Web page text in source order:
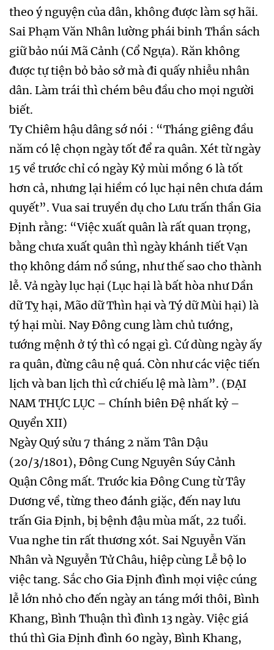
theo ý nguyện của dân, không được làm sợ hãi.
Sai Phạm Văn Nhân lường phái binh Thần sách
giữ bảo núi Mã Cảnh (Cổ Ngựa). Răn không
được tự tiện bỏ bảo sở mà đi quấy nhiễu nhân
dân. Làm trái thì chém bêu đầu cho mọi người
biết.
Ty Chiêm hậu dâng sớ nói : “Tháng giêng đầu
năm có lệ chọn ngày tốt để ra quân. Xét từ ngày
15 về trước chỉ có ngày Kỷ mùi mồng 6 là tốt
hơn cả, nhưng lại hiềm có lục hại nên chưa dám
quyết”. Vua sai truyền dụ cho Lưu trấn thần Gia
Định rằng: “Việc xuất quân là rất quan trọng,
bằng chưa xuất quân thì ngày khánh tiết Vạn
thọ không dám nổ súng, như thế sao cho thành
lễ. Vả ngày lục hại (Lục hại là bất hòa như Dần
dữ Tỵ hại, Mão dữ Thìn hại và Tý dữ Mùi hại) là
tý hại mùi. Nay Đông cung làm chủ tướng,
tướng mệnh ở tý thì có ngại gì. Cứ dùng ngày ấy
ra quân, đừng câu nệ quá. Còn như các việc tiến
lịch và ban lịch thì cứ chiếu lệ mà làm”. (ĐẠI
NAM THỰC LỤC – Chính biên Đệ nhất kỷ –
Quyển XII)
Ngày Quý sửu 7 tháng 2 năm Tân Dậu
(20/3/1801), Đông Cung Nguyên Súy Cảnh
Quận Công mất. Trước kia Đông Cung từ Tây
Dương về, từng theo đánh giặc, đến nay lưu
trấn Gia Định, bị bệnh đậu mùa mất, 22 tuổi.
Vua nghe tin rất thương xót. Sai Nguyễn Văn
Nhân và Nguyễn Tử Châu, hiệp cùng Lễ bộ lo
việc tang. Sắc cho Gia Định đình mọi việc cúng
lễ lớn nhỏ cho đến ngày an táng mới thôi, Bình
Khang, Bình Thuận thì đình 13 ngày. Việc giá
thú thì Gia Định đình 60 ngày, Bình Khang,